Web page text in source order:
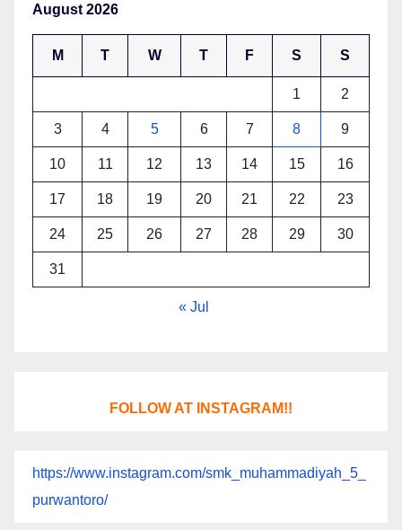
August 2026
M T W T F S S
1 2
3 4 5 6 7 8 9
10 11 12 13 14 15 16
17 18 19 20 21 22 23
24 25 26 27 28 29 30
31
« Jul
FOLLOW AT INSTAGRAM!!
https://www.instagram.com/smk_muhammadiyah_5_
purwantoro/